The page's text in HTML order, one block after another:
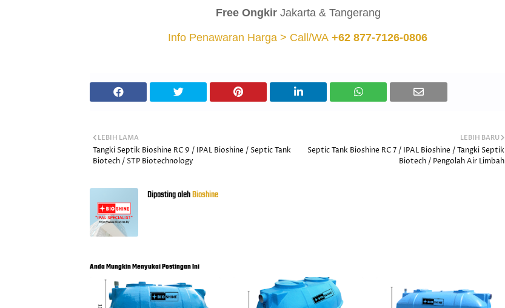
Free Ongkir Jakarta & Tangerang
Info Penawaran Harga > Call/WA +62 877-7126-0806
LEBIH BARU
Septic Tank Bioshine RC 7 / IPAL Bioshine / Tangki Septik
Biotech / Pengolah Air Limbah
LEBIH LAMA
Tangki Septik Bioshine RC 9 / IPAL Bioshine / Septic Tank
Biotech / STP Biotechnology
Diposting olehBioshine
Anda Mungkin Menyukai Postingan Ini